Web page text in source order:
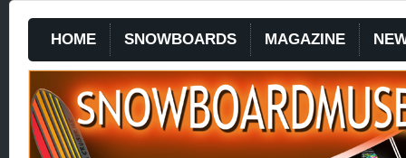
HOME SNOWBOARDS MAGAZINE